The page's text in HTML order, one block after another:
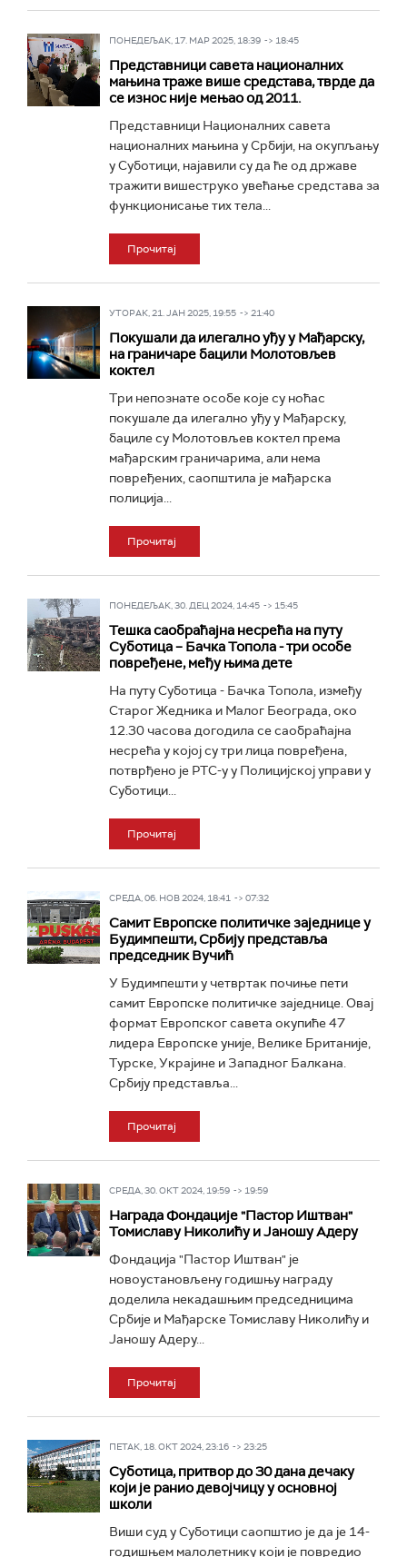
ПОНЕДЕЉАК, 17. МАР 2025, 18:39 -> 18:45
Представници савета националних
мањина траже више средстава, тврде да
се износ није мењао од 2011.
Представници Националних савета
националних мањина у Србији, на окупљању
у Суботици, најавили су да ће од државе
тражити вишеструко увећање средстава за
функционисање тих тела...
Прочитај
УТОРАК, 21. ЈАН 2025, 19:55 -> 21:40
Покушали да илегално уђу у Мађарску,
на граничаре бацили Молотовљев
коктел
Три непознате особе које су ноћас
покушале да илегално уђу у Мађарску,
бациле су Молотовљев коктел према
мађарским граничарима, али нема
повређених, саопштила је мађарска
полиција...
Прочитај
ПОНЕДЕЉАК, 30. ДЕЦ 2024, 14:45 -> 15:45
Тешка саобраћајна несрећа на путу
Суботица – Бачка Топола - три особе
повређене, међу њима дете
На путу Суботица - Бачка Топола, између
Старог Жедника и Малог Београда, око
12.30 часова догодила се саобраћајна
несрећа у којој су три лица повређена,
потврђено је РТС-у у Полицијској управи у
Суботици...
Прочитај
СРЕДА, 06. НОВ 2024, 18:41 -> 07:32
Самит Европске политичке заједнице у
Будимпешти, Србију представља
председник Вучић
У Будимпешти у четвртак почиње пети
самит Европске политичке заједнице. Овај
формат Европског савета окупиће 47
лидера Европске уније, Велике Британије,
Турске, Украјине и Западног Балкана.
Србију представља...
Прочитај
СРЕДА, 30. ОКТ 2024, 19:59 -> 19:59
Награда Фондације "Пастор Иштван"
Томиславу Николићу и Јаношу Адеру
Фондација "Пастор Иштван" је
новоустановљену годишњу награду
доделила некадашњим председницима
Србије и Мађарске Томиславу Николићу и
Јаношу Адеру...
Прочитај
ПЕТАК, 18. ОКТ 2024, 23:16 -> 23:25
Суботица, притвор до 30 дана дечаку
који је ранио девојчицу у основној
школи
Виши суд у Суботици саопштио је да је 14-
годишњем малолетнику који је повредио